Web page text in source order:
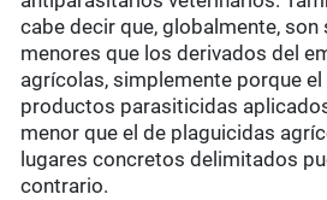
cabe decir que, globalmente,
menores que los derivados del
agrícolas, simplemente porque el
productos parasiticidas
menor que el de plaguicidas
lugares concretos delimitados
contrario.